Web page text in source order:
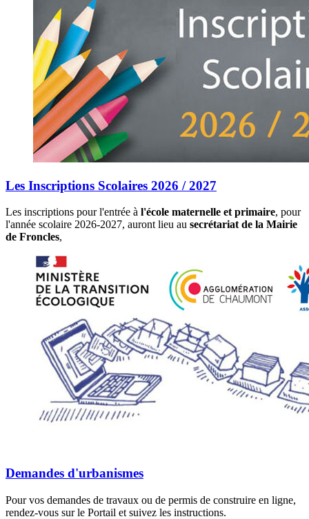
Les Inscriptions Scolaires 2026 / 2027
Les inscriptions pour l'entrée à l'école maternelle et primaire, pour
l'année scolaire 2026-2027, auront lieu au secrétariat de la Mairie
de Froncles,
Demandes d'urbanismes
Pour vos demandes de travaux ou de permis de construire en ligne,
rendez-vous sur le Portail et suivez les instructions.